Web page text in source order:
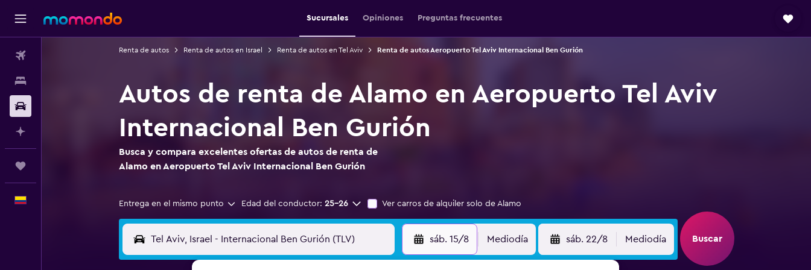
Sucursales Opiniones Preguntas frecuentes
Renta de autos Renta de autos en Israel Renta de autos en Tel Aviv Renta de autos Aeropuerto Tel Aviv Internacional Ben Gurión
Autos de renta de Alamo en Aeropuerto Tel Aviv
Internacional Ben Gurión
Busca y compara excelentes ofertas de autos de renta de
Alamo en Aeropuerto Tel Aviv Internacional Ben Gurión
Entrega en el mismo punto Edad del conductor: 25-26 Ver carros de alquiler solo de Alamo
sáb. 15/8 Mediodía sáb. 22/8 Mediodía Buscar